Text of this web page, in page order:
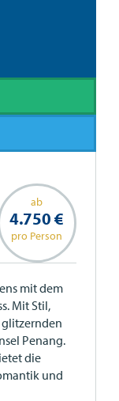
ab
4.750 €
pro Person
mit dem
Mit Stil,
glitzernden
Penang.
die
und